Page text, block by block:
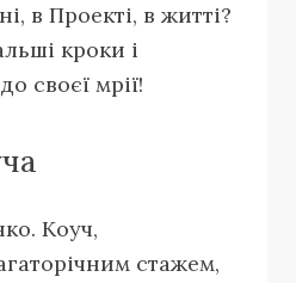
в Проекті, в житті?
кроки і
своєї мрії!
Коуч,
стажем,